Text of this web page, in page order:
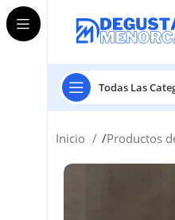
Todas Las
Inicio Productos